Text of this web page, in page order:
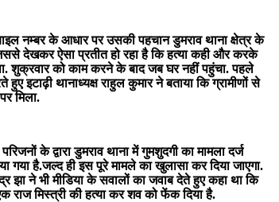
नम्बर के आधार पर उसकी पहचान डुमराव थाना क्षेत्र के
देखकर ऐसा प्रतीत हो रहा है कि हत्या कही और करके
शुक्रवार को काम करने के बाद जब घर नहीं पहुंचा. पहले
थानाध्यक्ष राहुल कुमार ने बताया कि ग्रामीणों से
मिला.
के द्वारा डुमराव थाना में गुमशुदगी का मामला दर्ज
है.जल्द ही इस पूरे मामले का खुलासा कर दिया जाएगा.
झा ने भी मीडिया के सवालों का जवाब देते हुए कहा था कि
राज मिस्त्री की हत्या कर शव को फेंक दिया है.